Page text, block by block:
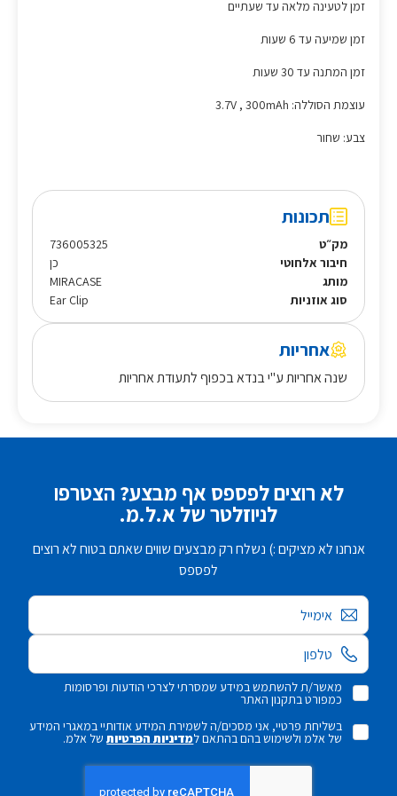
זמן לטעינה מלאה עד שעתיים
זמן שמיעה עד 6 שעות
זמן המתנה עד 30 שעות
עוצמת הסוללה: 3.7V , 300mAh
צבע: שחור
תכונות
מק״ט
736005325
חיבור אלחוטי
כן
מותג
MIRACASE
סוג אוזניות
Ear Clip
אחריות
שנה אחריות ע"י בנדא בכפוף לתעודת אחריות
לא רוצים לפספס אף מבצע? הצטרפו
לניוזלטר של א.ל.מ.
אנחנו לא מציקים :) נשלח רק מבצעים שווים שאתם בטוח לא רוצים
לפספס
אימייל
מאשר/ת להשתמש במידע שמסרתי לצרכי הודעות ופרסומות
כמפורט בתקנון האתר
בשליחת פרטיי, אני מסכים/ה לשמירת המידע אודותיי במאגרי המידע
של אלמ ולשימוש בהם בהתאם למדיניות הפרטיותשל אלמ.